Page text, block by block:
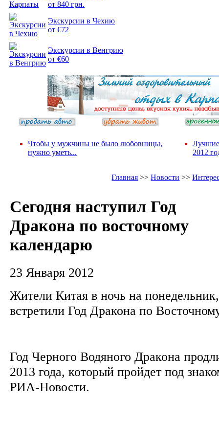
от 840 грн.
Экскурсии в Чехию
от €72
Экскурсии в Венгрию
от €60
Чтобы у мужчины не было любовницы,
нужно уметь...
Лучшие
2012
Главная >>Новости >>
Сегодня наступил Год
Дракона по восточному
календарю
23 Января 2012
Жители Китая в ночь на
встретили Год Дракона по
Год Черного Водяного Дракона
2013 года, который пройдет под
РИА-Новости.